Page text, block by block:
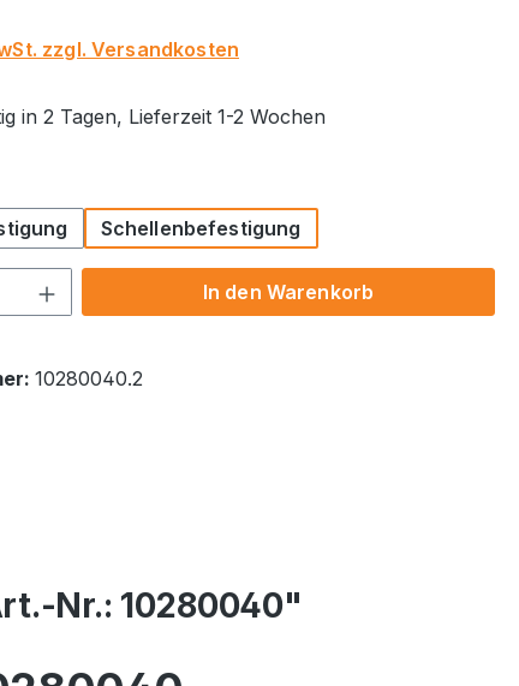
zzgl. Versandkosten
in 2 Tagen, Lieferzeit 1-2 Wochen
Schellenbefestigung
Gib den gewünschten Wert
In den Warenkorb
10280040.2
Nr.: 10280040"